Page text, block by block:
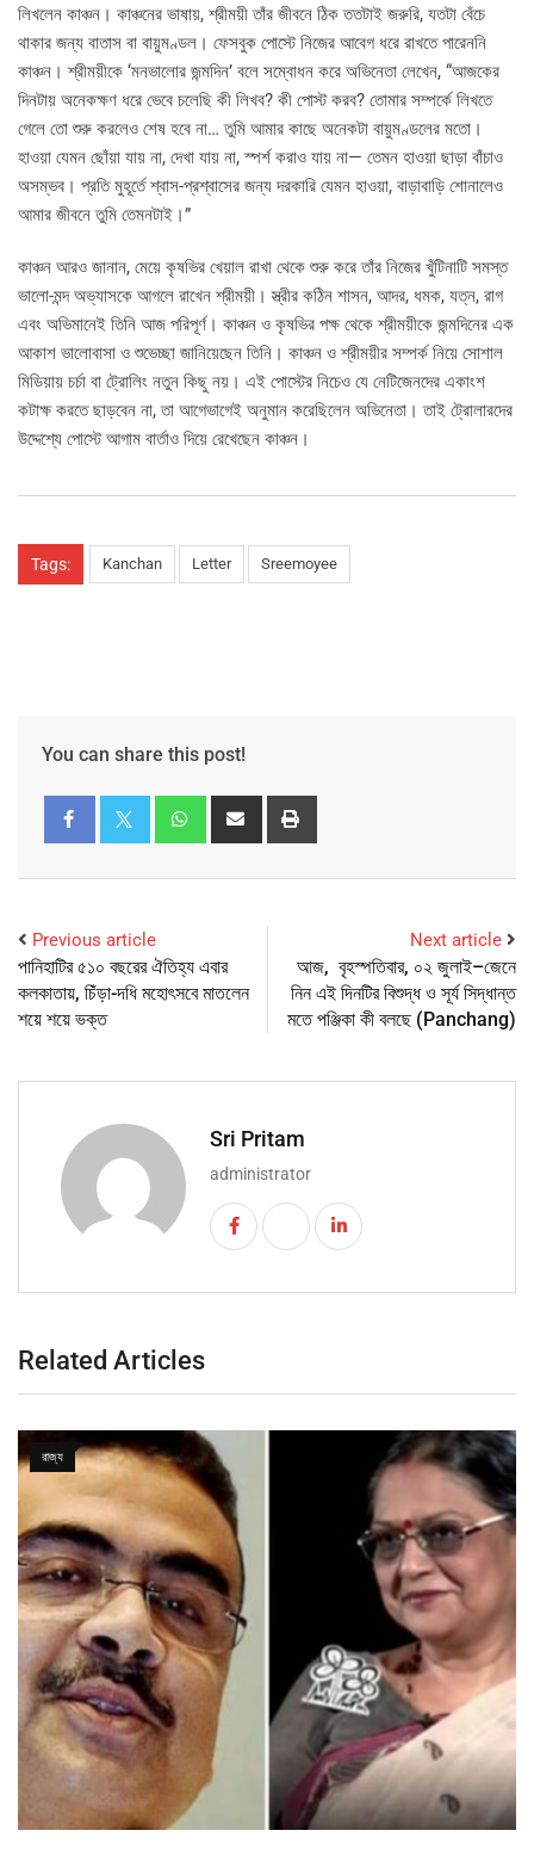
লিখলেন কাঞ্চন। কাঞ্চনের ভাষায়, শ্রীময়ী তাঁর জীবনে ঠিক ততটাই জরুরি, যতটা বেঁচে
থাকার জন্য বাতাস বা বায়ুমণ্ডল। ফেসবুক পোস্টে নিজের আবেগ ধরে রাখতে পারেননি
কাঞ্চন। শ্রীময়ীকে ‘মনভালোর জন্মদিন’ বলে সম্বোধন করে অভিনেতা লেখেন, “আজকের
দিনটায় অনেকক্ষণ ধরে ভেবে চলেছি কী লিখব? কী পোস্ট করব? তোমার সম্পর্কে লিখতে
গেলে তো শুরু করলেও শেষ হবে না… তুমি আমার কাছে অনেকটা বায়ুমণ্ডলের মতো।
হাওয়া যেমন ছোঁয়া যায় না, দেখা যায় না, স্পর্শ করাও যায় না— তেমন হাওয়া ছাড়া বাঁচাও
অসম্ভব। প্রতি মুহূর্তে শ্বাস-প্রশ্বাসের জন্য দরকারি যেমন হাওয়া, বাড়াবাড়ি শোনালেও
আমার জীবনে তুমি তেমনটাই।”
কাঞ্চন আরও জানান, মেয়ে কৃষভির খেয়াল রাখা থেকে শুরু করে তাঁর নিজের খুঁটিনাটি সমস্ত
ভালো-মন্দ অভ্যাসকে আগলে রাখেন শ্রীময়ী। স্ত্রীর কঠিন শাসন, আদর, ধমক, যত্ন, রাগ
এবং অভিমানেই তিনি আজ পরিপূর্ণ। কাঞ্চন ও কৃষভির পক্ষ থেকে শ্রীময়ীকে জন্মদিনের এক
আকাশ ভালোবাসা ও শুভেচ্ছা জানিয়েছেন তিনি। কাঞ্চন ও শ্রীময়ীর সম্পর্ক নিয়ে সোশাল
মিডিয়ায় চর্চা বা ট্রোলিং নতুন কিছু নয়। এই পোস্টের নিচেও যে নেটিজেনদের একাংশ
কটাক্ষ করতে ছাড়বেন না, তা আগেভাগেই অনুমান করেছিলেন অভিনেতা। তাই ট্রোলারদের
উদ্দেশ্যে পোস্টে আগাম বার্তাও দিয়ে রেখেছেন কাঞ্চন।
Tags: Kanchan Letter Sreemoyee
You can share this post!
Previous article
পানিহাটির ৫১০ বছরের ঐতিহ্য এবার
কলকাতায়, চিঁড়া-দধি মহোৎসবে মাতলেন
শয়ে শয়ে ভক্ত
Next article
আজ, বৃহস্পতিবার, ০২ জুলাই–জেনে
নিন এই দিনটির বিশুদ্ধ ও সূর্য সিদ্ধান্ত
মতে পঞ্জিকা কী বলছে (Panchang)
Sri Pritam
administrator
Related Articles
রাজ্য